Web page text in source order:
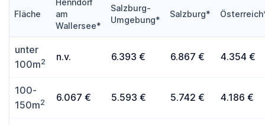
Fläche
Henndorf
am
Wallersee*
Salzburg-
Umgebung*
Salzburg*
unter
100m2 n.v. 6.393 € 6.867 € 4.354 €
100-
150m2 6.067 € 5.593 € 5.742 € 4.186 €